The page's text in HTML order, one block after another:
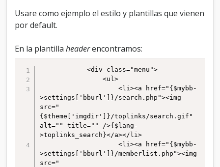
i
n
a
r
a
d
e
a
Usare como ejemplo el estilo y plantillas que vienen
por default.
En la plantillaheaderencontramos:
>settings['bburl']}/search.php"><img
src="
{$theme['imgdir']}/toplinks/search.gif"
alt="" title="" />{$lang-
>toplinks_search}</a></li>
>settings['bburl']}/memberlist.php"><img
src="